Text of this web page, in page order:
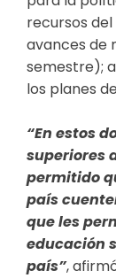
recursos
avances de
semestre);
los planes
“En estos
superiores
permitido
país
que les
educación
país”,